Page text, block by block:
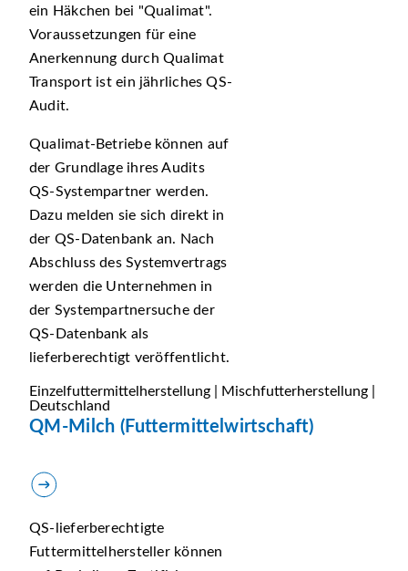
ein Häkchen bei
Qualimat .
Voraussetzungen für eine
Anerkennung durch Qualimat
Transport ist ein jährliches QS-
Audit.
Qualimat-Betriebe können auf
der Grundlage ihres Audits
QS-Systempartner werden.
Dazu melden sie sich direkt in
der QS-Datenbank an. Nach
Abschluss des Systemvertrags
werden die Unternehmen in
der Systempartnersuche der
QS-Datenbank als
lieferberechtigt veröffentlicht.
Einzelfuttermittelherstellung | Mischfutterherstellung |
Deutschland
QM-Milch (Futtermittelwirtschaft)
QS-lieferberechtigte
Futtermittelhersteller können